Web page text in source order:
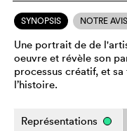
SYNOPSIS NOTRE AVIS
Une portrait de de
oeuvre et révèle son
processus créatif, et
l’histoire.
Représentations